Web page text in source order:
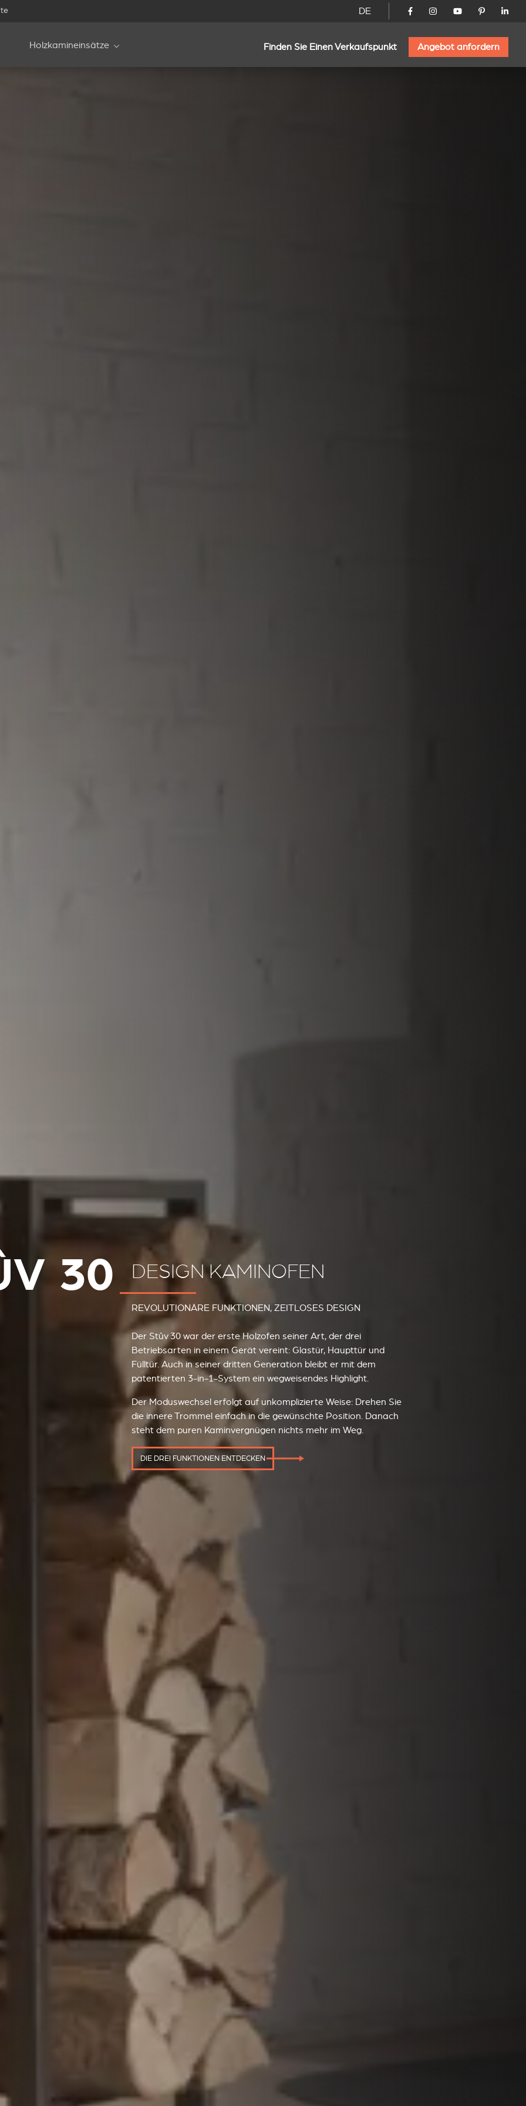
DE
Holzkamineinsätze Finden Sie Einen Verkaufspunkt Angebot anfordern
30 DESIGN KAMINOFEN
REVOLUTIONÄRE FUNKTIONEN, ZEITLOSES DESIGN
Der Stûv 30 war der erste Holzofen seiner Art, der drei
Betriebsarten in einem Gerät vereint: Glastür, Haupttür und
Fülltür. Auch in seiner dritten Generation bleibt er mit dem
patentierten 3‑in‑1-System ein wegweisendes Highlight.
Der Moduswechsel erfolgt auf unkomplizierte Weise: Drehen Sie
die innere Trommel einfach in die gewünschte Position. Danach
steht dem puren Kaminvergnügen nichts mehr im Weg.
DIE DREI FUNKTIONEN ENTDECKEN